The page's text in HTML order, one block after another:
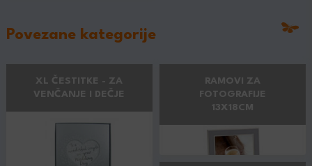
Povezane kategorije
XL ČESTITKE - ZA
VENČANJE I DEČJE
RAMOVI ZA
FOTOGRAFIJE
13X18CM